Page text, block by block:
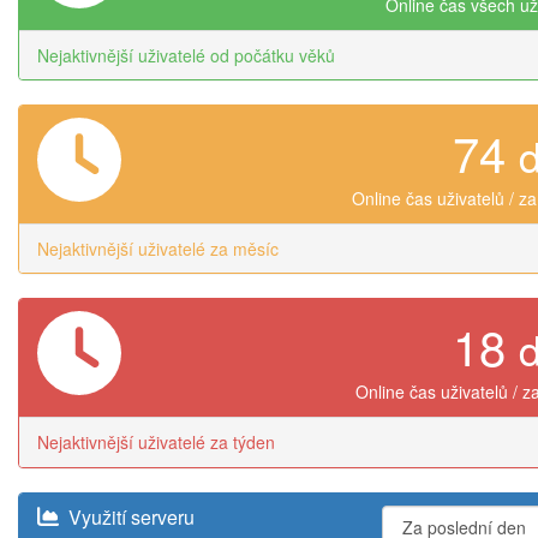
Nejaktivnější uživatelé od počátku věků
74
Online čas uživatelů /
Nejaktivnější uživatelé za měsíc
18
Online čas uživatelů /
Nejaktivnější uživatelé za týden
Využití serveru